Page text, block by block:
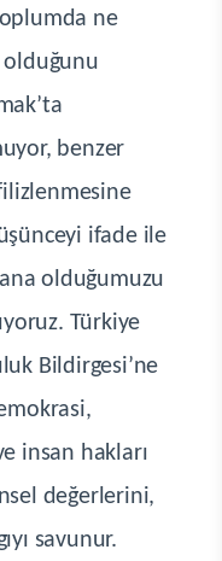
ne
olduğunu
benzer
ifade ile
olduğumuzu
Türkiye
Bildirgesi’ne
insan hakları
değerlerini,
savunur.